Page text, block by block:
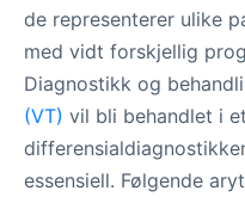
de representerer ulike
med vidt forskjellig
Diagnostikk og
(VT) vil bli behandlet i
essensiell. Følgende